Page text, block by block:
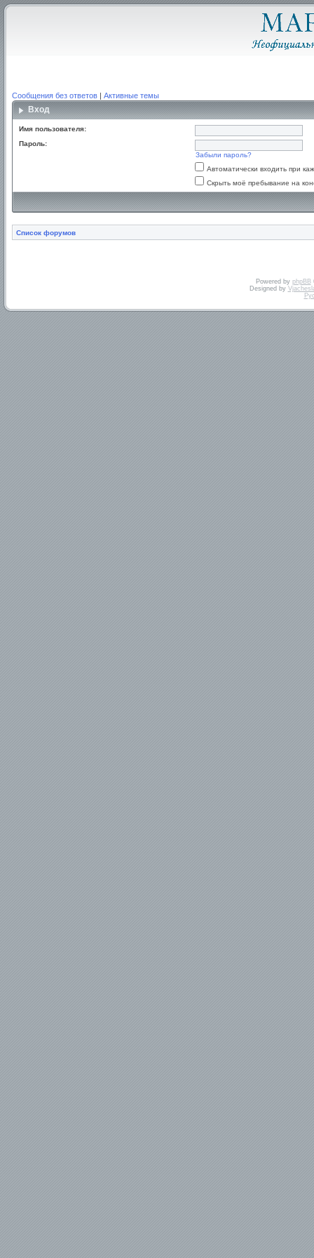
Сообщения без ответов | Активные темы
Вход
Имя пользователя:
Пароль:
Забыли пароль?
Автоматически входить при
Скрыть моё пребывание на
Список форумов
Powered by phpBB
Designed by